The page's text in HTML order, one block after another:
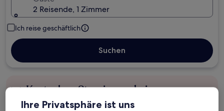
2 Reisende, 1 Zimmer
Ich reise geschäftlich
Suchen
Kostenlose Stornierung bei
Planänderungen
Ihre Privatsphäre ist uns